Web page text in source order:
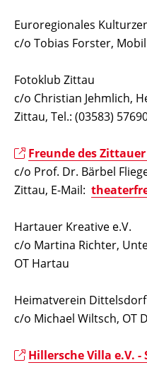
Euroregionales
c/o Tobias Forster,
Fotoklub Zittau
c/o Christian Jehmlich,
Zittau, Tel.: (03583)
Freunde des
c/o Prof. Dr. Bärbel
Zittau, E-Mail:
Hartauer Kreative e.V.
c/o Martina Richter,
OT Hartau
Heimatverein Dittelsdorf
c/o Michael Wiltsch, OT
Hillersche Villa e.V.